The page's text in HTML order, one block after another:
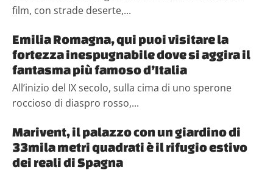
film, con strade deserte,...
Emilia Romagna, qui puoi visitare la
fortezza inespugnabile dove si aggira il
fantasma più famoso d’Italia
All’inizio del IX secolo, sulla cima di uno sperone
roccioso di diaspro rosso,...
Marivent, il palazzo con un giardino di
33mila metri quadrati è il rifugio estivo
dei reali di Spagna